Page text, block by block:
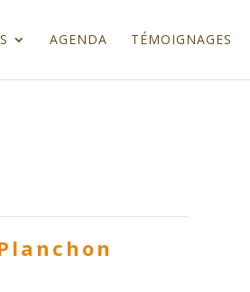
AGENDA TÉMOIGNAGES